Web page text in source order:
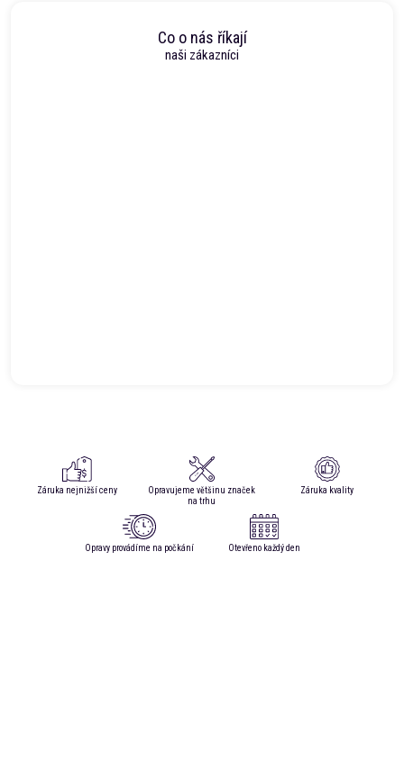
Co o nás říkají
naši zákazníci
Záruka nejnižší ceny
Opravujeme většinu značek
na trhu
Záruka kvality
Opravy provádíme na počkání Otevřeno každý den